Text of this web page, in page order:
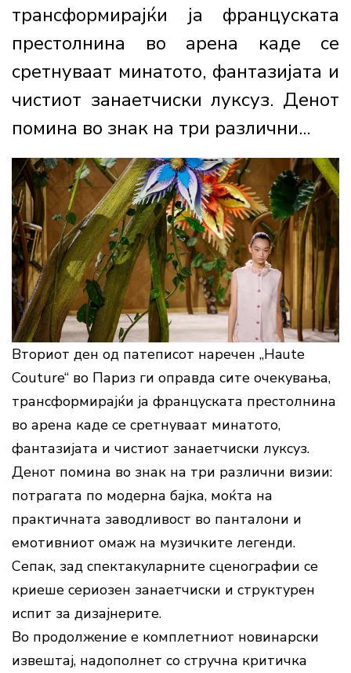
трансформирајќи ја француската
престолнина во арена каде се
сретнуваат минатото, фантазијата и
чистиот занаетчиски луксуз. Денот
помина во знак на три различни...
Вториот ден од патеписот наречен „Haute
Couture“ во Париз ги оправда сите очекувања,
трансформирајќи ја француската престолнина
во арена каде се сретнуваат минатото,
фантазијата и чистиот занаетчиски луксуз.
Денот помина во знак на три различни визии:
потрагата по модерна бајка, моќта на
практичната заводливост во панталони и
емотивниот омаж на музичките легенди.
Сепак, зад спектакуларните сценографии се
криеше сериозен занаетчиски и структурен
испит за дизајнерите.
Во продолжение е комплетниот новинарски
извештај, надополнет со стручна критичка